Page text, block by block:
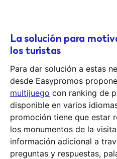
La solución para
los turistas
Para dar solución a estas
desde Easypromos
multijuego con ranking de
disponible en varios
promoción tiene que estar
los monumentos de la
información adicional a
preguntas y respuestas,